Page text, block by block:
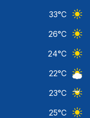
33°C
26°C
24°C
22°C
23°C
25°C